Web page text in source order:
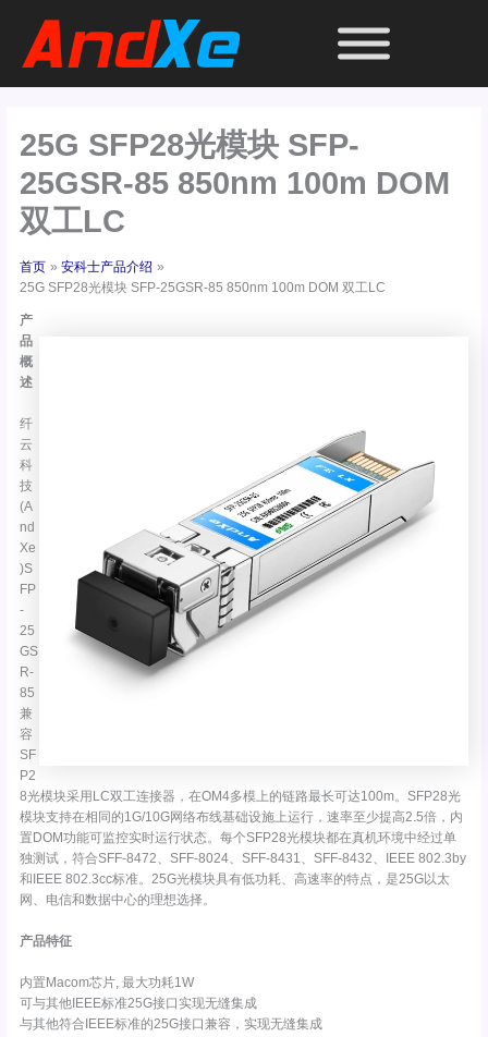
25G SFP28光模块 SFP-
25GSR-85 850nm 100m DOM
双工LC
首页
安科士产品介绍
25G SFP28光模块 SFP-25GSR-85 850nm 100m DOM 双工LC
产
品
概
述
纤
云
科
技
(A
nd
Xe
)S
FP
-
25
GS
R-
85
兼
容
SF
P2
8光模块采用LC双工连接器，在OM4多模上的链路最长可达100m。SFP28光
模块支持在相同的1G/10G网络布线基础设施上运行，速率至少提高2.5倍，内
置DOM功能可监控实时运行状态。每个SFP28光模块都在真机环境中经过单
独测试，符合SFF-8472、SFF-8024、SFF-8431、SFF-8432、IEEE 802.3by
和IEEE 802.3cc标准。25G光模块具有低功耗、高速率的特点，是25G以太
网、电信和数据中心的理想选择。
产品特征
内置Macom芯片, 最大功耗1W
可与其他IEEE标准25G接口实现无缝集成
与其他符合IEEE标准的25G接口兼容，实现无缝集成